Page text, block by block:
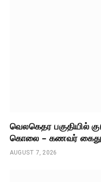
வெலகெதர பகுதியில்
கொலை – கணவர்
AUGUST 7, 2026